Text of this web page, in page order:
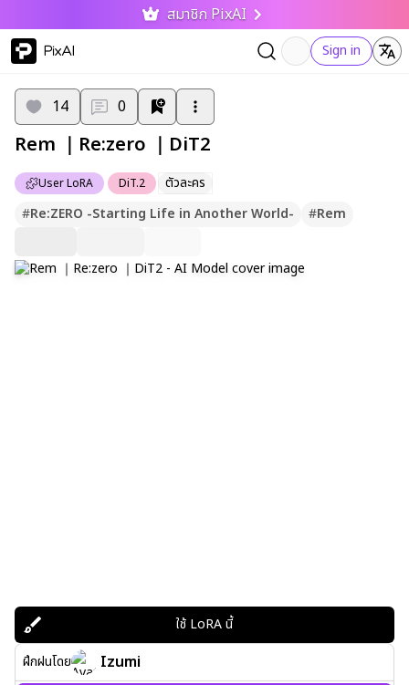
สมาชิก PixAI
PixAI Sign in
User LoRA DiT.2 ตัวละคร
14 0
Rem ｜Re:zero ｜DiT2
#Re:ZERO -Starting Life in Another World- #Rem
ใช้ LoRA นี้
ฝึกฝนโดย
Izumi